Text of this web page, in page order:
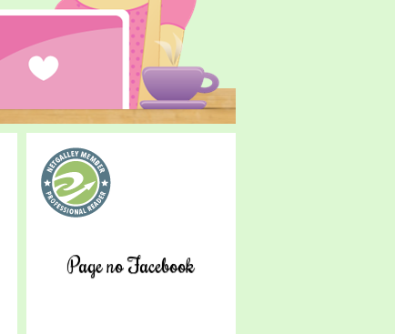
Page no Facebook